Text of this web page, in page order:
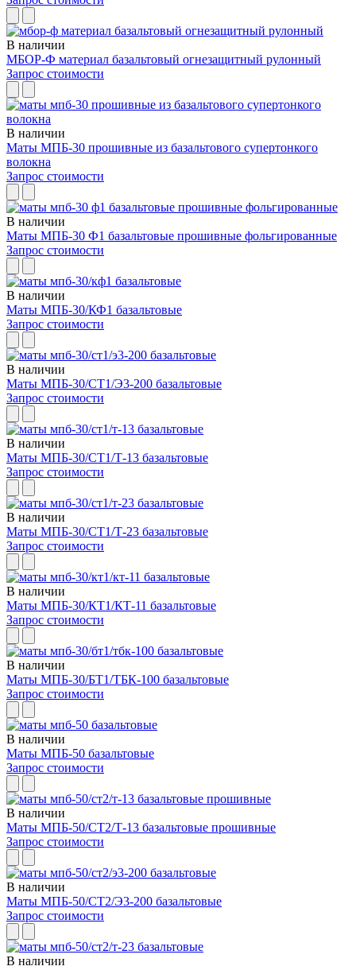
В наличии
МБОР-Ф материал базальтовый огнезащитный рулонный
Запрос стоимости
В наличии
Маты МПБ-30 прошивные из базальтового супертонкого
волокна
Запрос стоимости
В наличии
Маты МПБ-30 Ф1 базальтовые прошивные фольгированные
Запрос стоимости
В наличии
Маты МПБ-30/КФ1 базальтовые
Запрос стоимости
В наличии
Маты МПБ-30/СТ1/Э3-200 базальтовые
Запрос стоимости
В наличии
Маты МПБ-30/СТ1/Т-13 базальтовые
Запрос стоимости
В наличии
Маты МПБ-30/СТ1/Т-23 базальтовые
Запрос стоимости
В наличии
Маты МПБ-30/КТ1/КТ-11 базальтовые
Запрос стоимости
В наличии
Маты МПБ-30/БТ1/ТБК-100 базальтовые
Запрос стоимости
В наличии
Маты МПБ-50 базальтовые
Запрос стоимости
В наличии
Маты МПБ-50/СТ2/Т-13 базальтовые прошивные
Запрос стоимости
В наличии
Маты МПБ-50/СТ2/Э3-200 базальтовые
Запрос стоимости
В наличии